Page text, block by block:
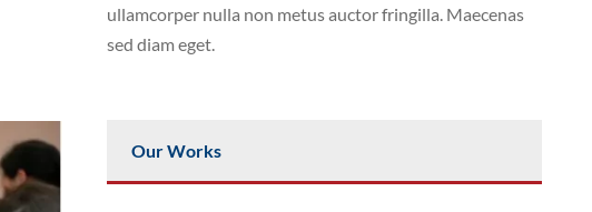
ullamcorper nulla non metus auctor fringilla. Maecenas
sed diam eget.
Our Works